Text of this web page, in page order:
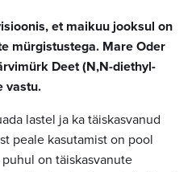
et maikuu jooksul on
mürgistustega. Mare Oder
Deet (N,N-diethyl-
vastu.
lastel ja ka täiskasvanud
peale kasutamist on pool
on täiskasvanute